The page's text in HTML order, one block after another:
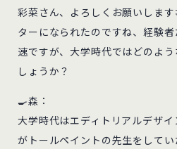
彩菜さん、よろしくお願いしま
ターになられたのですね、経験
速ですが、大学時代ではどのよ
しょうか？
🍳森：
大学時代はエディトリアルデザ
がトールペイントの先生をして